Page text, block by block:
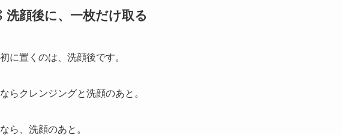
洗顔後に、一枚だけ取る
に置くのは、洗顔後です。
らクレンジングと洗顔のあと。
ら、洗顔のあと。